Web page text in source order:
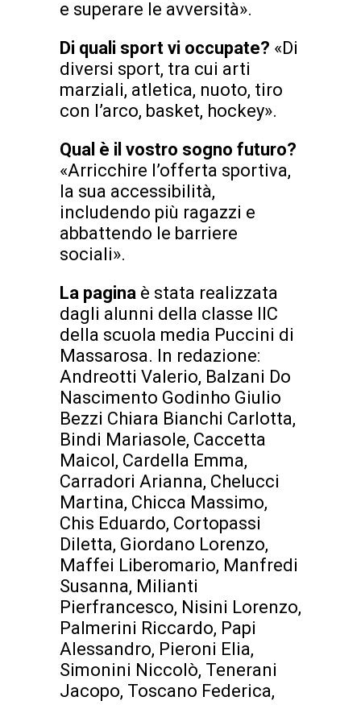
e superare le avversità».
Di quali sport vi occupate? «Di
diversi sport, tra cui arti
marziali, atletica, nuoto, tiro
con l’arco, basket, hockey».
Qual è il vostro sogno futuro?
«Arricchire l’offerta sportiva,
la sua accessibilità,
includendo più ragazzi e
abbattendo le barriere
sociali».
La pagina è stata realizzata
dagli alunni della classe IIC
della scuola media Puccini di
Massarosa. In redazione:
Andreotti Valerio, Balzani Do
Nascimento Godinho Giulio
Bezzi Chiara Bianchi Carlotta,
Bindi Mariasole, Caccetta
Maicol, Cardella Emma,
Carradori Arianna, Chelucci
Martina, Chicca Massimo,
Chis Eduardo, Cortopassi
Diletta, Giordano Lorenzo,
Maffei Liberomario, Manfredi
Susanna, Milianti
Pierfrancesco, Nisini Lorenzo,
Palmerini Riccardo, Papi
Alessandro, Pieroni Elia,
Simonini Niccolò, Tenerani
Jacopo, Toscano Federica,